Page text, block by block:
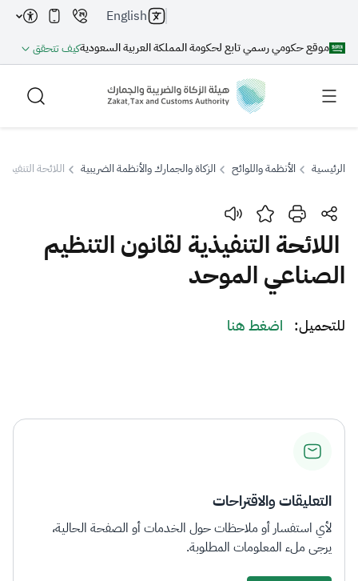
موقع حكومي رسمي تابع لحكومة المملكة العربية السعوديةكيف تتحقق
English
بحث
بحث بحث AI
اقتراحات
الرئيسية الأنظمة واللوائح الزكاة والجمارك والأنظمة الضريبية اللائحة
اللائحة التنفيذية لقانون التنظيم
الصناعي الموحد
​​للتحميل: اضغط هنا​​
التعليقات والاقتراحات
لأي استفسار أو ملاحظات حول الخدمات أو الصفحة الحالية،
يرجى ملء المعلومات المطلوبة.